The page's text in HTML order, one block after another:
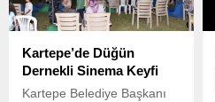
Kartepe’de Düğün
Dernekli Sinema Keyfi
Kartepe Belediye Başkanı